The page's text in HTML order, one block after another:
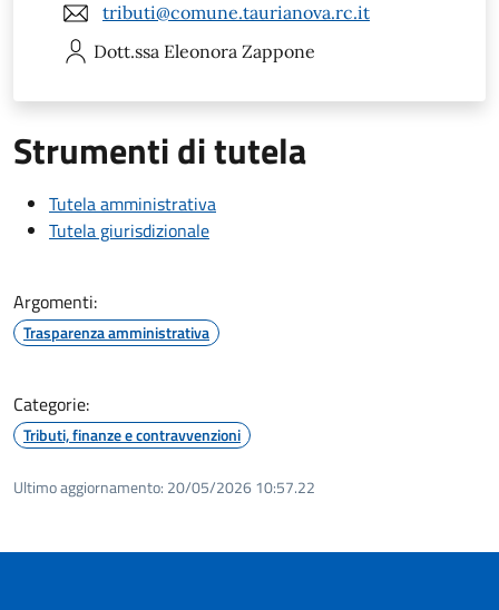
tributi@comune.taurianova.rc.it
Dott.ssa Eleonora Zappone
Strumenti di tutela
Tutela amministrativa
Tutela giurisdizionale
Argomenti:
Trasparenza amministrativa
Categorie:
Tributi, finanze e contravvenzioni
Ultimo aggiornamento: 20/05/2026 10:57.22